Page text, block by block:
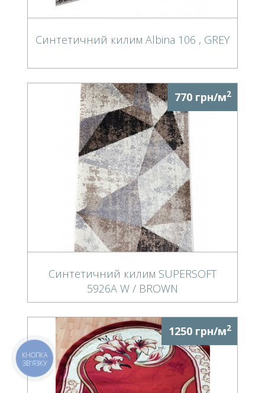
Синтетичний килим Albina 106 , GREY
770 грн/м2
Синтетичний килим SUPERSOFT
5926A W / BROWN
1250 грн/м2
КНОПКА
ЗВ'ЯЗКУ